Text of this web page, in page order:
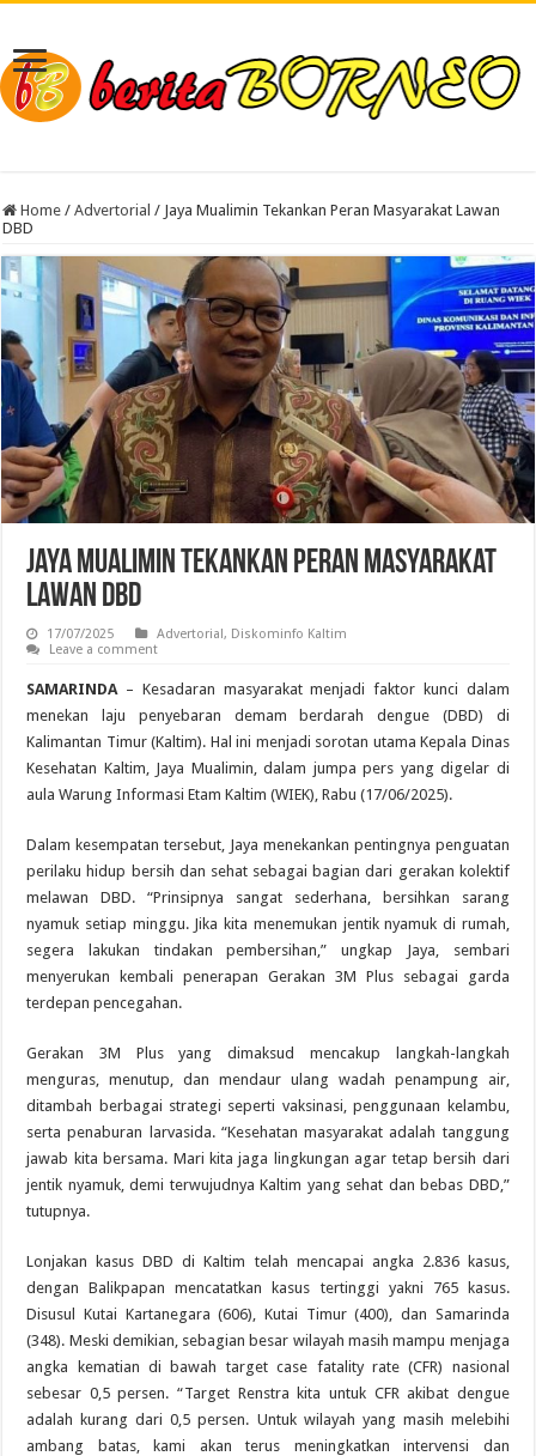
Home / Advertorial / Jaya Mualimin Tekankan Peran Masyarakat Lawan
DBD
Jaya Mualimin Tekankan Peran Masyarakat
Lawan DBD
17/07/2025 Advertorial, Diskominfo Kaltim
Leave a comment
SAMARINDA – Kesadaran masyarakat menjadi faktor kunci dalam
menekan laju penyebaran demam berdarah dengue (DBD) di
Kalimantan Timur (Kaltim). Hal ini menjadi sorotan utama Kepala Dinas
Kesehatan Kaltim, Jaya Mualimin, dalam jumpa pers yang digelar di
aula Warung Informasi Etam Kaltim (WIEK), Rabu (17/06/2025).
Dalam kesempatan tersebut, Jaya menekankan pentingnya penguatan
perilaku hidup bersih dan sehat sebagai bagian dari gerakan kolektif
melawan DBD. “Prinsipnya sangat sederhana, bersihkan sarang
nyamuk setiap minggu. Jika kita menemukan jentik nyamuk di rumah,
segera lakukan tindakan pembersihan,” ungkap Jaya, sembari
menyerukan kembali penerapan Gerakan 3M Plus sebagai garda
terdepan pencegahan.
Gerakan 3M Plus yang dimaksud mencakup langkah-langkah
menguras, menutup, dan mendaur ulang wadah penampung air,
ditambah berbagai strategi seperti vaksinasi, penggunaan kelambu,
serta penaburan larvasida. “Kesehatan masyarakat adalah tanggung
jawab kita bersama. Mari kita jaga lingkungan agar tetap bersih dari
jentik nyamuk, demi terwujudnya Kaltim yang sehat dan bebas DBD,”
tutupnya.
Lonjakan kasus DBD di Kaltim telah mencapai angka 2.836 kasus,
dengan Balikpapan mencatatkan kasus tertinggi yakni 765 kasus.
Disusul Kutai Kartanegara (606), Kutai Timur (400), dan Samarinda
(348). Meski demikian, sebagian besar wilayah masih mampu menjaga
angka kematian di bawah target case fatality rate (CFR) nasional
sebesar 0,5 persen. “Target Renstra kita untuk CFR akibat dengue
adalah kurang dari 0,5 persen. Untuk wilayah yang masih melebihi
ambang batas, kami akan terus meningkatkan intervensi dan